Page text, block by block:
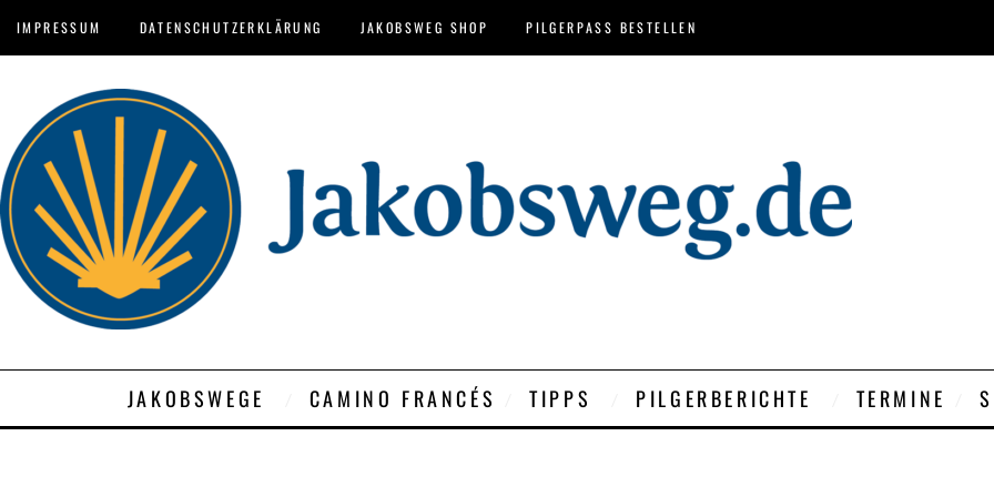
IMPRESSUM DATENSCHUTZERKLÄRUNG JAKOBSWEG SHOP PILGERPASS BESTELLEN
JAKOBSWEGE CAMINO FRANCÉS TIPPS PILGERBERICHTE TERMINE